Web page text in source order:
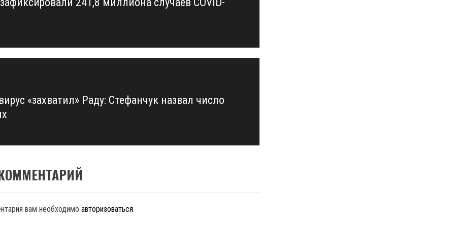
«захватил» Раду: Стефанчук назвал число
вам необходимо авторизоваться.